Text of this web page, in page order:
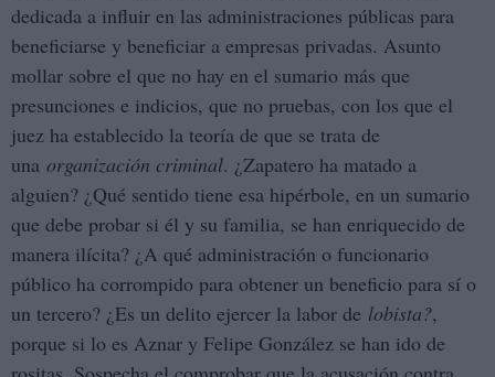
dedicada a influir en las administraciones públicas para
beneficiarse y beneficiar a empresas privadas. Asunto
mollar sobre el que no hay en el sumario más que
presunciones e indicios, que no pruebas, con los que el
juez ha establecido la teoría de que se trata de
una organización criminal. ¿Zapatero ha matado a
alguien? ¿Qué sentido tiene esa hipérbole, en un sumario
que debe probar si él y su familia, se han enriquecido de
manera ilícita? ¿A qué administración o funcionario
público ha corrompido para obtener un beneficio para sí o
un tercero? ¿Es un delito ejercer la labor de lobista?,
porque si lo es Aznar y Felipe González se han ido de